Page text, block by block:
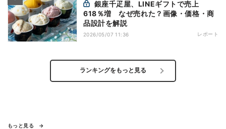
618％増 なぜ売れた？画像・価格・商
品設計を解説
2026/05/07 11:36 レポート
ランキングをもっと見る
もっと見る